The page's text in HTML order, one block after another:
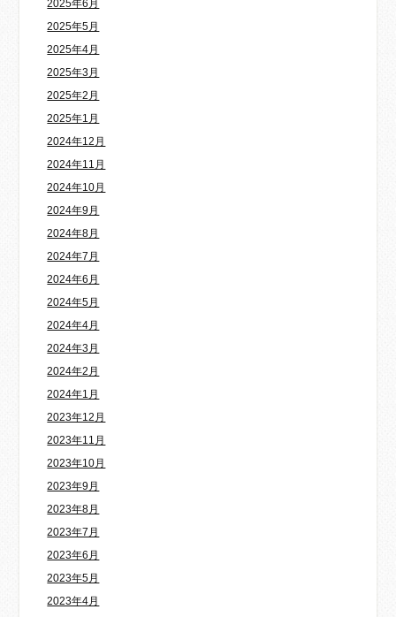
2025年6月
2025年5月
2025年4月
2025年3月
2025年2月
2025年1月
2024年12月
2024年11月
2024年10月
2024年9月
2024年8月
2024年7月
2024年6月
2024年5月
2024年4月
2024年3月
2024年2月
2024年1月
2023年12月
2023年11月
2023年10月
2023年9月
2023年8月
2023年7月
2023年6月
2023年5月
2023年4月